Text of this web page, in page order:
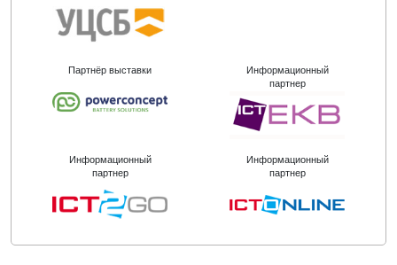
Партнёр выставки
Информационный
партнер
Информационный
партнер
Информационный
партнер